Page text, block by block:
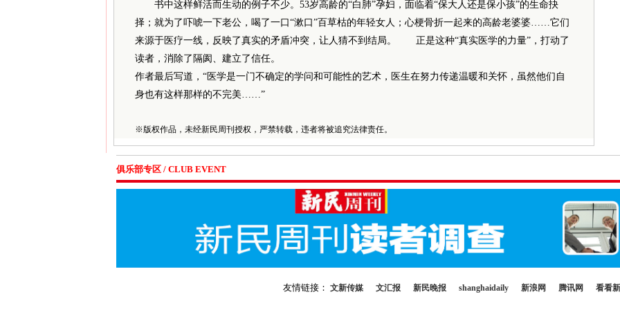
书中这样鲜活而生动的例子不少。53岁高龄的“白肺”孕妇，面临着“保大人还是保小孩”的生命抉
择；就为了吓唬一下老公，喝了一口“漱口”百草枯的年轻女人；心梗骨折一起来的高龄老婆婆……它们
来源于医疗一线，反映了真实的矛盾冲突，让人猜不到结局。
正是这种“真实医学的力量”，打动了
读者，消除了隔阂、建立了信任。
作者最后写道，“医学是一门不确定的学问和可能性的艺术，医生在努力传递温暖和关怀，虽然他们自
身也有这样那样的不完美……”
※版权作品，未经新民周刊授权，严禁转载，违者将被追究法律责任。
俱乐部专区 / CLUB EVENT
友情链接： 文新传媒 文汇报 新民晚报 shanghaidaily 新浪网 腾讯网 看看